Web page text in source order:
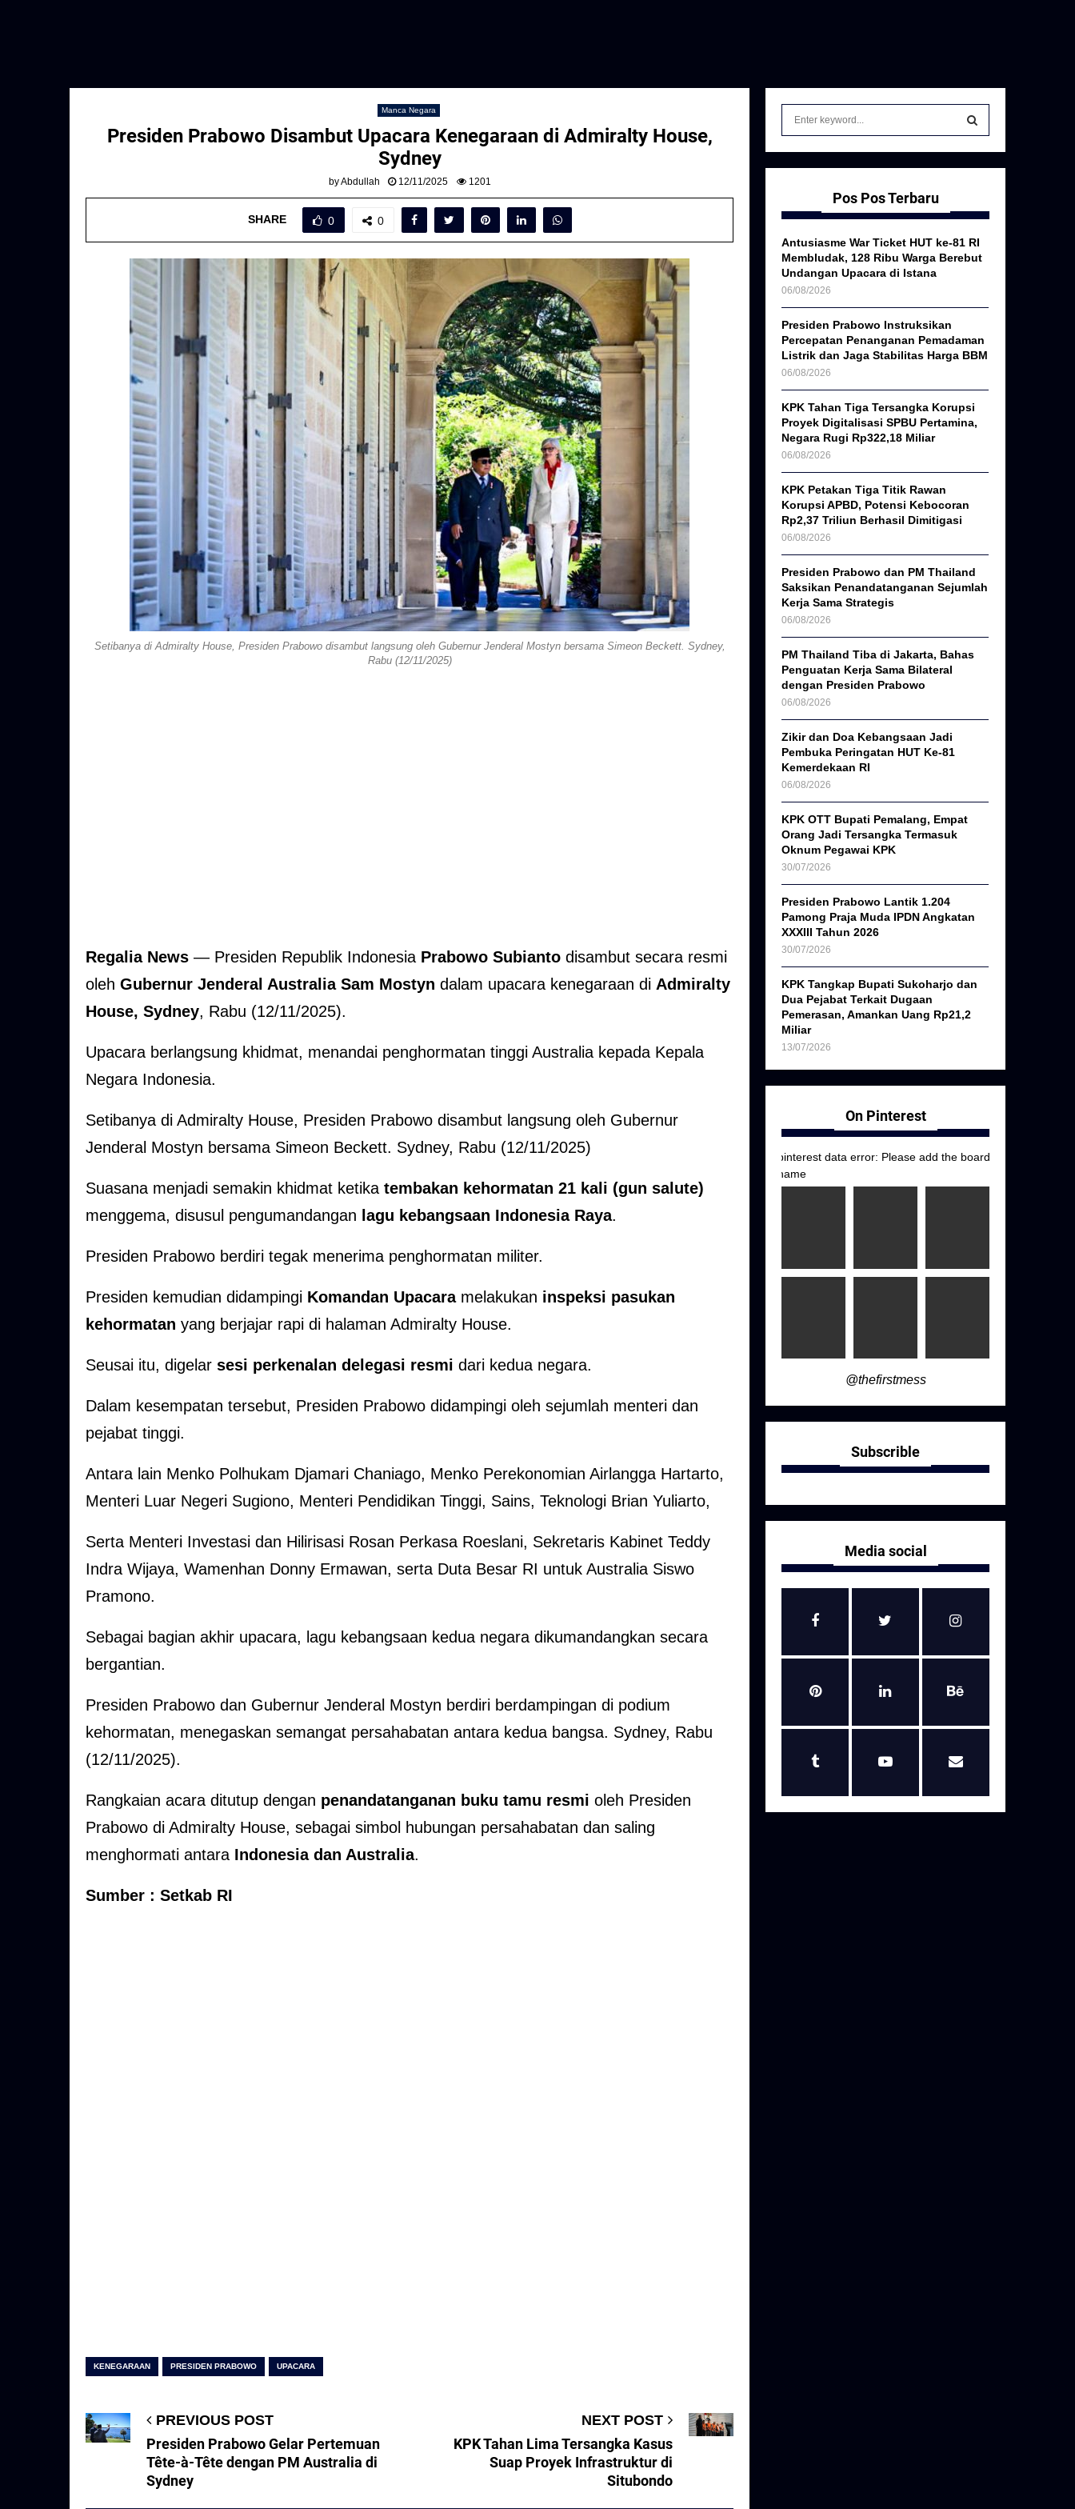
Manca Negara
Presiden Prabowo Disambut Upacara Kenegaraan di Admiralty House,
Sydney
byAbdullah 12/11/2025 1201
SHARE 0 0
Setibanya di Admiralty House, Presiden Prabowo disambut langsung oleh Gubernur Jenderal Mostyn bersama Simeon Beckett. Sydney,
Rabu (12/11/2025)
Regalia News — Presiden Republik Indonesia Prabowo Subianto disambut secara resmi
oleh Gubernur Jenderal Australia Sam Mostyn dalam upacara kenegaraan di Admiralty
House, Sydney, Rabu (12/11/2025).
Upacara berlangsung khidmat, menandai penghormatan tinggi Australia kepada Kepala
Negara Indonesia.
Setibanya di Admiralty House, Presiden Prabowo disambut langsung oleh Gubernur
Jenderal Mostyn bersama Simeon Beckett. Sydney, Rabu (12/11/2025)
Suasana menjadi semakin khidmat ketika tembakan kehormatan 21 kali (gun salute)
menggema, disusul pengumandangan lagu kebangsaan Indonesia Raya.
Presiden Prabowo berdiri tegak menerima penghormatan militer.
Presiden kemudian didampingi Komandan Upacaramelakukan inspeksi pasukan
kehormatan yang berjajar rapi di halaman Admiralty House.
Seusai itu, digelar sesi perkenalan delegasi resmi dari kedua negara.
Dalam kesempatan tersebut, Presiden Prabowo didampingi oleh sejumlah menteri dan
pejabat tinggi.
Antara lain Menko Polhukam Djamari Chaniago, Menko Perekonomian Airlangga Hartarto,
Menteri Luar Negeri Sugiono, Menteri Pendidikan Tinggi, Sains, Teknologi Brian Yuliarto,
Serta Menteri Investasi dan Hilirisasi Rosan Perkasa Roeslani, Sekretaris Kabinet Teddy
Indra Wijaya, Wamenhan Donny Ermawan, serta Duta Besar RI untuk Australia Siswo
Pramono.
Sebagai bagian akhir upacara, lagu kebangsaan kedua negara dikumandangkan secara
bergantian.
Presiden Prabowo dan Gubernur Jenderal Mostyn berdiri berdampingan di podium
kehormatan, menegaskan semangat persahabatan antara kedua bangsa. Sydney, Rabu
(12/11/2025).
Rangkaian acara ditutup dengan penandatanganan buku tamu resmi oleh Presiden
Prabowo di Admiralty House, sebagai simbol hubungan persahabatan dan saling
menghormati antara Indonesia dan Australia.
Sumber : Setkab RI
KENEGARAAN PRESIDEN PRABOWO UPACARA
PREVIOUS POST
Presiden Prabowo Gelar Pertemuan
Tête-à-Tête dengan PM Australia di
Sydney
NEXT POST
KPK Tahan Lima Tersangka Kasus
Suap Proyek Infrastruktur di
Situbondo
f
r
:
S
A
R
H
Pos Pos Terbaru
Antusiasme War Ticket HUT ke-81 RI
Membludak, 128 Ribu Warga Berebut
Undangan Upacara di Istana
06/08/2026
Presiden Prabowo Instruksikan
Percepatan Penanganan Pemadaman
Listrik dan Jaga Stabilitas Harga BBM
06/08/2026
KPK Tahan Tiga Tersangka Korupsi
Proyek Digitalisasi SPBU Pertamina,
Negara Rugi Rp322,18 Miliar
06/08/2026
KPK Petakan Tiga Titik Rawan
Korupsi APBD, Potensi Kebocoran
Rp2,37 Triliun Berhasil Dimitigasi
06/08/2026
Presiden Prabowo dan PM Thailand
Saksikan Penandatanganan Sejumlah
Kerja Sama Strategis
06/08/2026
PM Thailand Tiba di Jakarta, Bahas
Penguatan Kerja Sama Bilateral
dengan Presiden Prabowo
06/08/2026
Zikir dan Doa Kebangsaan Jadi
Pembuka Peringatan HUT Ke-81
Kemerdekaan RI
06/08/2026
KPK OTT Bupati Pemalang, Empat
Orang Jadi Tersangka Termasuk
Oknum Pegawai KPK
30/07/2026
Presiden Prabowo Lantik 1.204
Pamong Praja Muda IPDN Angkatan
XXXIII Tahun 2026
30/07/2026
KPK Tangkap Bupati Sukoharjo dan
Dua Pejabat Terkait Dugaan
Pemerasan, Amankan Uang Rp21,2
Miliar
13/07/2026
On Pinterest
pinterest data error: Please add the board
name
@thefirstmess
Subscrible
Media social